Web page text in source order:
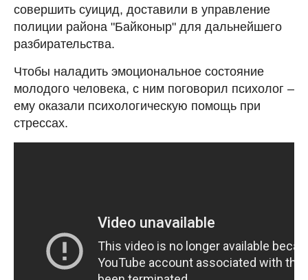
совершить суицид, доставили в управление
полиции района "Байконыр" для дальнейшего
разбирательства.
Чтобы наладить эмоциональное состояние
молодого человека, с ним поговорил психолог –
ему оказали психологическую помощь при
стрессах.